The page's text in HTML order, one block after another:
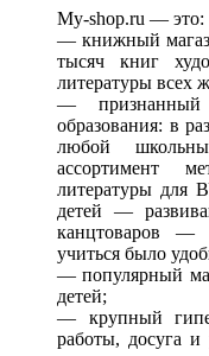
My-shop.ru — это:
— книжный
тысяч книг
литературы всех
—
образования: в
любой
ассортимент
литературы для
детей —
канцтоваров —
учиться было
— популярный
детей;
— крупный
работы, досуга